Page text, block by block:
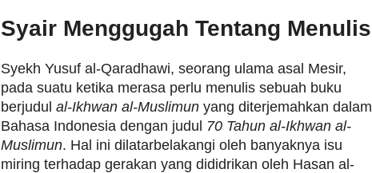
Syair Menggugah Tentang Menulis
Syekh Yusuf al-Qaradhawi, seorang ulama asal Mesir,
pada suatu ketika merasa perlu menulis sebuah buku
berjudul al-Ikhwan al-Muslimun yang diterjemahkan dalam
Bahasa Indonesia dengan judul 70 Tahun al-Ikhwan al-
Muslimun. Hal ini dilatarbelakangi oleh banyaknya isu
miring terhadap gerakan yang dididrikan oleh Hasan al-